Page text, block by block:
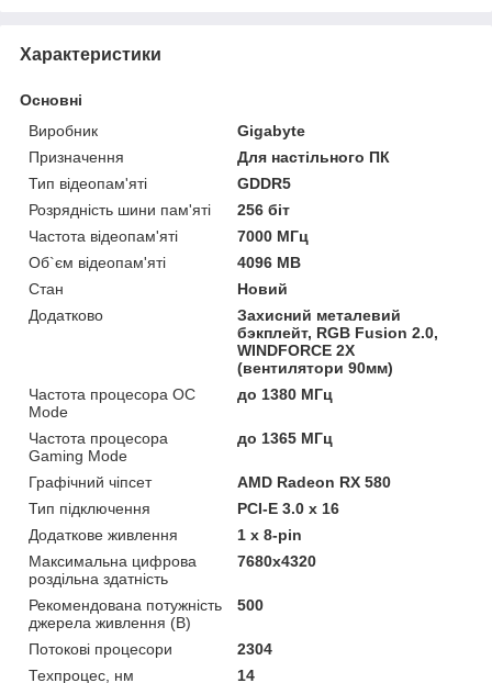
Характеристики
Основні
Виробник
Gigabyte
Призначення
Для настільного ПК
Тип відеопам'яті
GDDR5
Розрядність шини пам'яті
256 біт
Частота відеопам'яті
7000 МГц
Об`єм відеопам'яті
4096 MB
Стан
Новий
Додатково
Захисний металевий
бэкплейт, RGB Fusion 2.0,
WINDFORCE 2X
(вентилятори 90мм)
Частота процесора ОС
Mode
до 1380 МГц
Частота процесора
Gaming Mode
до 1365 МГц
Графічний чіпсет
AMD Radeon RX 580
Тип підключення
PCI-E 3.0 x 16
Додаткове живлення
1 x 8-pin
Максимальна цифрова
роздільна здатність
7680x4320
Рекомендована потужність
джерела живлення (В)
500
Потокові процесори
2304
Техпроцес, нм
14